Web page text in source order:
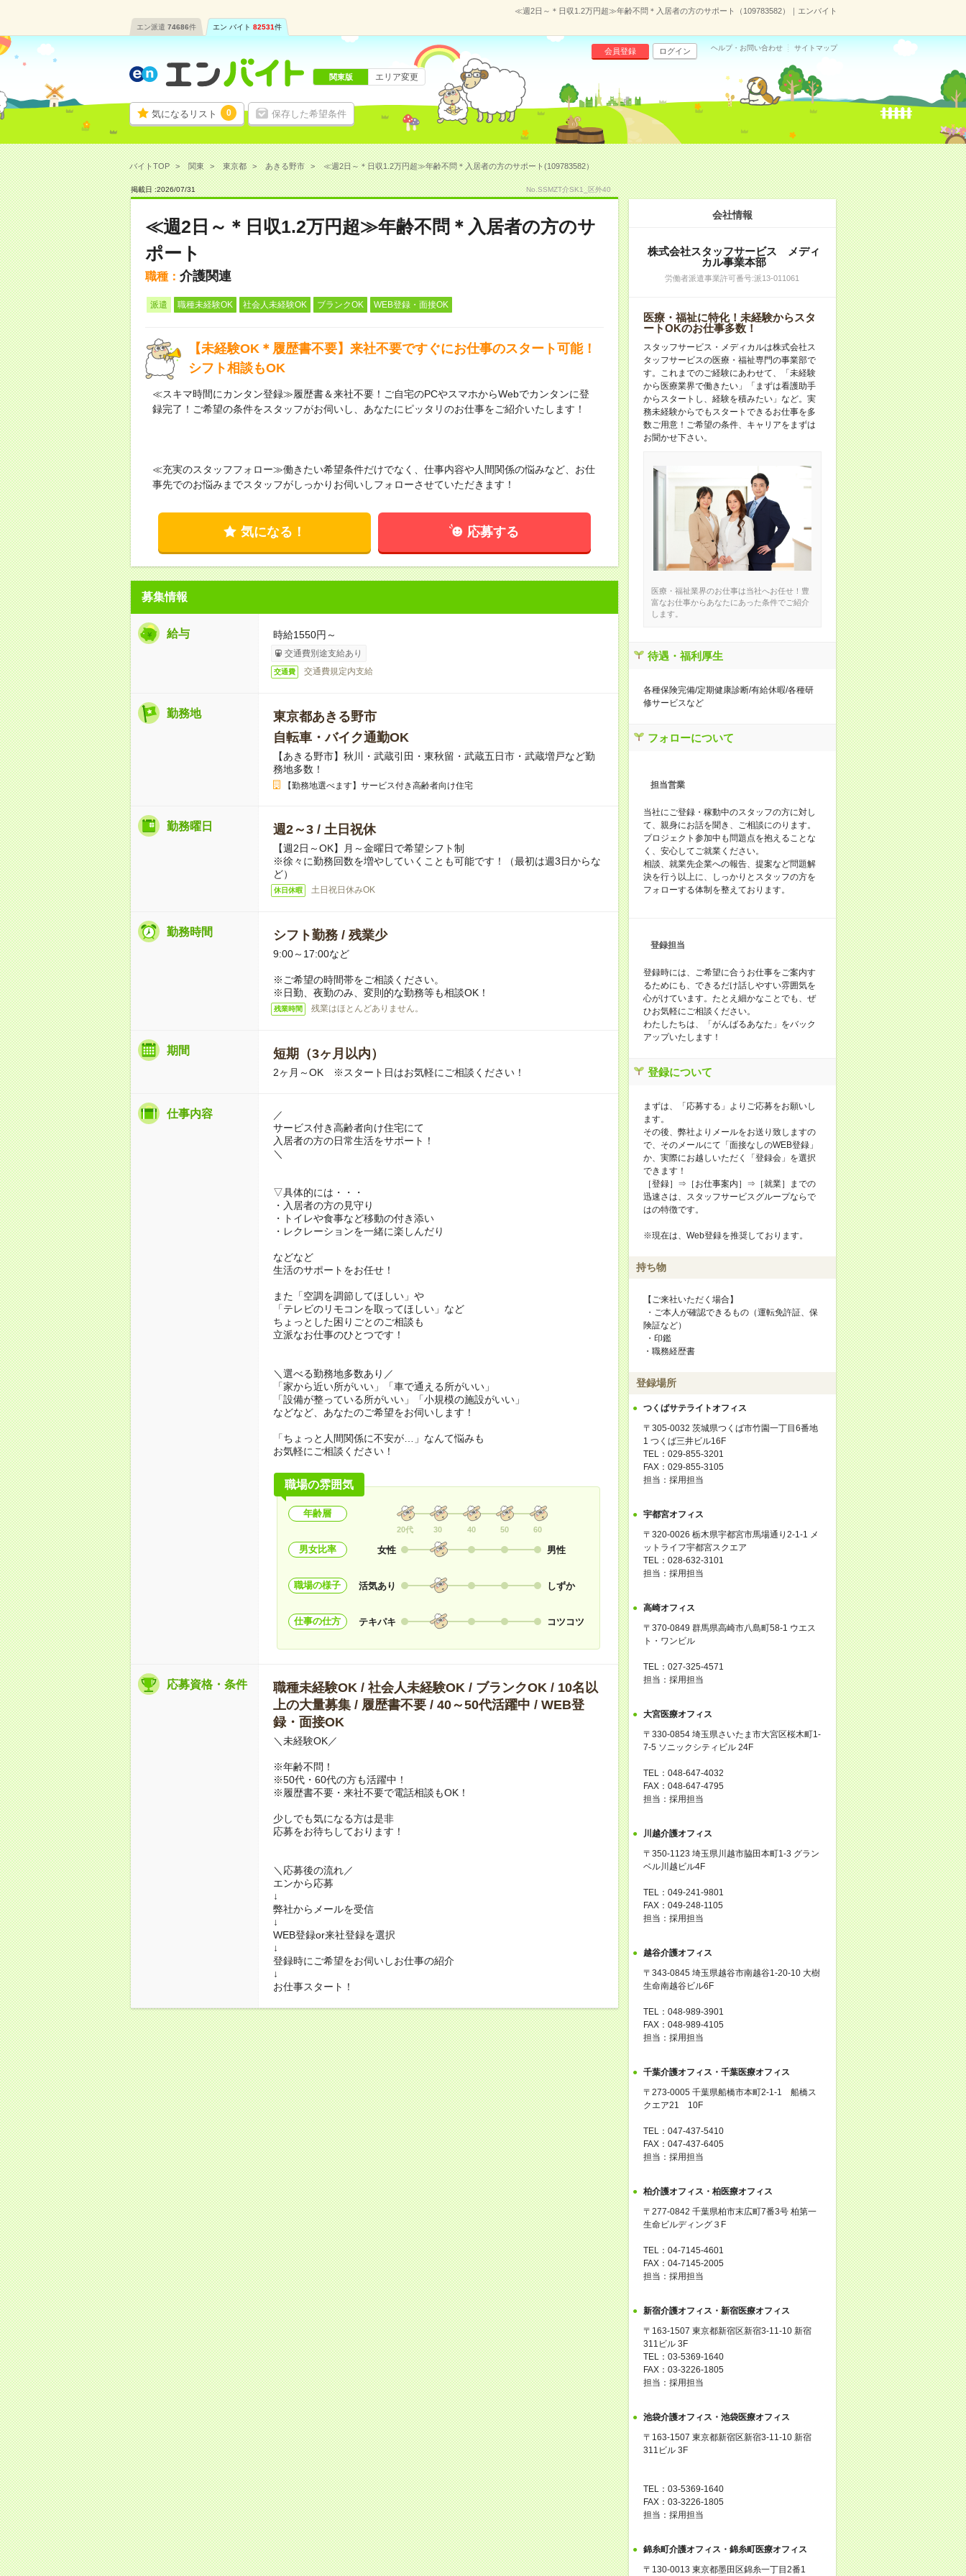
≪週2日～＊日収1.2万円超≫年齢不問＊入居者の方のサポート（109783582）｜エンバイト
エン派遣 74686件 エン バイト 82531件
気になるリスト 0 保存した希望条件
会員登録 ログイン ヘルプ・お問い合わせ サイトマップ
関東版 エリア変更
バイトTOP 関東 東京都 あきる野市 ≪週2日～＊日収1.2万円超≫年齢不問＊入居者の方のサポート(109783582）
掲載日 :2026/07/31 No.SSMZT介SK1_区外40
≪週2日～＊日収1.2万円超≫年齢不問＊入居者の方のサ
ポート
職種： 介護関連
派遣 職種未経験OK 社会人未経験OK ブランクOK WEB登録・面接OK
【未経験OK＊履歴書不要】来社不要ですぐにお仕事のスタート可能！
シフト相談もOK
≪スキマ時間にカンタン登録≫履歴書＆来社不要！ご自宅のPCやスマホからWebでカンタンに登
録完了！ご希望の条件をスタッフがお伺いし、あなたにピッタリのお仕事をご紹介いたします！
≪充実のスタッフフォロー≫働きたい希望条件だけでなく、仕事内容や人間関係の悩みなど、お仕
事先でのお悩みまでスタッフがしっかりお伺いしフォローさせていただきます！
気になる！ 応募する
募集情報
給与 時給1550円～
交通費別途支給あり
交通費 交通費規定内支給
勤務地
東京都あきる野市
自転車・バイク通勤OK
【あきる野市】秋川・武蔵引田・東秋留・武蔵五日市・武蔵増戸など勤
務地多数！
【勤務地選べます】サービス付き高齢者向け住宅
勤務曜日 週2～3 / 土日祝休
【週2日～OK】月～金曜日で希望シフト制
※徐々に勤務回数を増やしていくことも可能です！（最初は週3日からな
ど）
休日休暇 土日祝日休みOK
勤務時間 シフト勤務 / 残業少
9:00～17:00など
※ご希望の時間帯をご相談ください。
※日勤、夜勤のみ、変則的な勤務等も相談OK！
残業時間 残業はほとんどありません。
期間 短期（3ヶ月以内）
2ヶ月～OK ※スタート日はお気軽にご相談ください！
仕事内容
／
サービス付き高齢者向け住宅にて
入居者の方の日常生活をサポート！
＼
▽具体的には・・・
・入居者の方の見守り
・トイレや食事など移動の付き添い
・レクレーションを一緒に楽しんだり
などなど
生活のサポートをお任せ！
また「空調を調節してほしい」や
「テレビのリモコンを取ってほしい」など
ちょっとした困りごとのご相談も
立派なお仕事のひとつです！
＼選べる勤務地多数あり／
「家から近い所がいい」「車で通える所がいい」
「設備が整っている所がいい」「小規模の施設がいい」
などなど、あなたのご希望をお伺いします！
「ちょっと人間関係に不安が…」なんて悩みも
お気軽にご相談ください！
職場の雰囲気
年齢層
20代 30 40 50 60
男女比率 女性 男性
職場の様子 活気あり しずか
仕事の仕方 テキパキ コツコツ
応募資格・条件
職種未経験OK / 社会人未経験OK / ブランクOK / 10名以
上の大量募集 / 履歴書不要 / 40～50代活躍中 / WEB登
録・面接OK
＼未経験OK／
※年齢不問！
※50代・60代の方も活躍中！
※履歴書不要・来社不要で電話相談もOK！
少しでも気になる方は是非
応募をお待ちしております！
＼応募後の流れ／
エンから応募
↓
弊社からメールを受信
↓
WEB登録or来社登録を選択
↓
登録時にご希望をお伺いしお仕事の紹介
↓
お仕事スタート！
会社情報
株式会社スタッフサービス メディ
カル事業本部
労働者派遣事業許可番号:派13-011061
医療・福祉に特化！未経験からスタ
ートOKのお仕事多数！
スタッフサービス・メディカルは株式会社ス
タッフサービスの医療・福祉専門の事業部で
す。これまでのご経験にあわせて、「未経験
から医療業界で働きたい」「まずは看護助手
からスタートし、経験を積みたい」など。実
務未経験からでもスタートできるお仕事を多
数ご用意！ご希望の条件、キャリアをまずは
お聞かせ下さい。
医療・福祉業界のお仕事は当社へお任せ！豊
富なお仕事からあなたにあった条件でご紹介
します。
待遇・福利厚生
各種保険完備/定期健康診断/有給休暇/各種研
修サービスなど
フォローについて
担当営業
当社にご登録・稼動中のスタッフの方に対し
て、親身にお話を聞き、ご相談にのります。
プロジェクト参加中も問題点を抱えることな
く、安心してご就業ください。
相談、就業先企業への報告、提案など問題解
決を行う以上に、しっかりとスタッフの方を
フォローする体制を整えております。
登録担当
登録時には、ご希望に合うお仕事をご案内す
るためにも、できるだけ話しやすい雰囲気を
心がけています。たとえ細かなことでも、ぜ
ひお気軽にご相談ください。
わたしたちは、「がんばるあなた」をバック
アップいたします！
登録について
まずは、「応募する」よりご応募をお願いし
ます。
その後、弊社よりメールをお送り致しますの
で、そのメールにて「面接なしのWEB登録」
か、実際にお越しいただく「登録会」を選択
できます！
［登録］⇒［お仕事案内］⇒［就業］までの
迅速さは、スタッフサービスグループならで
はの特徴です。
※現在は、Web登録を推奨しております。
持ち物
【ご来社いただく場合】
・ご本人が確認できるもの（運転免許証、保
険証など）
・印鑑
・職務経歴書
登録場所
つくばサテライトオフィス
〒305-0032 茨城県つくば市竹園一丁目6番地
1 つくば三井ビル16F
TEL：029-855-3201
FAX：029-855-3105
担当：採用担当
宇都宮オフィス
〒320-0026 栃木県宇都宮市馬場通り2-1-1 メ
ットライフ宇都宮スクエア
TEL：028-632-3101
担当：採用担当
高崎オフィス
〒370-0849 群馬県高崎市八島町58-1 ウエス
ト・ワンビル
TEL：027-325-4571
担当：採用担当
大宮医療オフィス
〒330-0854 埼玉県さいたま市大宮区桜木町1-
7-5 ソニックシティビル 24F
TEL：048-647-4032
FAX：048-647-4795
担当：採用担当
川越介護オフィス
〒350-1123 埼玉県川越市脇田本町1-3 グラン
ベル川越ビル4F
TEL：049-241-9801
FAX：049-248-1105
担当：採用担当
越谷介護オフィス
〒343-0845 埼玉県越谷市南越谷1-20-10 大樹
生命南越谷ビル6F
TEL：048-989-3901
FAX：048-989-4105
担当：採用担当
千葉介護オフィス・千葉医療オフィス
〒273-0005 千葉県船橋市本町2-1-1 船橋ス
クエア21 10F
TEL：047-437-5410
FAX：047-437-6405
担当：採用担当
柏介護オフィス・柏医療オフィス
〒277-0842 千葉県柏市末広町7番3号 柏第一
生命ビルディング３F
TEL：04-7145-4601
FAX：04-7145-2005
担当：採用担当
新宿介護オフィス・新宿医療オフィス
〒163-1507 東京都新宿区新宿3-11-10 新宿
311ビル 3F
TEL：03-5369-1640
FAX：03-3226-1805
担当：採用担当
池袋介護オフィス・池袋医療オフィス
〒163-1507 東京都新宿区新宿3-11-10 新宿
311ビル 3F
TEL：03-5369-1640
FAX：03-3226-1805
担当：採用担当
錦糸町介護オフィス・錦糸町医療オフィス
〒130-0013 東京都墨田区錦糸一丁目2番1